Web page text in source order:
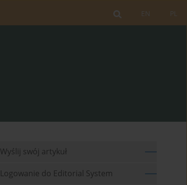
PL
EN
Wyślij swój artykuł
Logowanie do Editorial System